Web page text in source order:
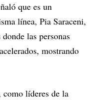
que es un
línea, Pia Saraceni,
las personas
mostrando
líderes de la